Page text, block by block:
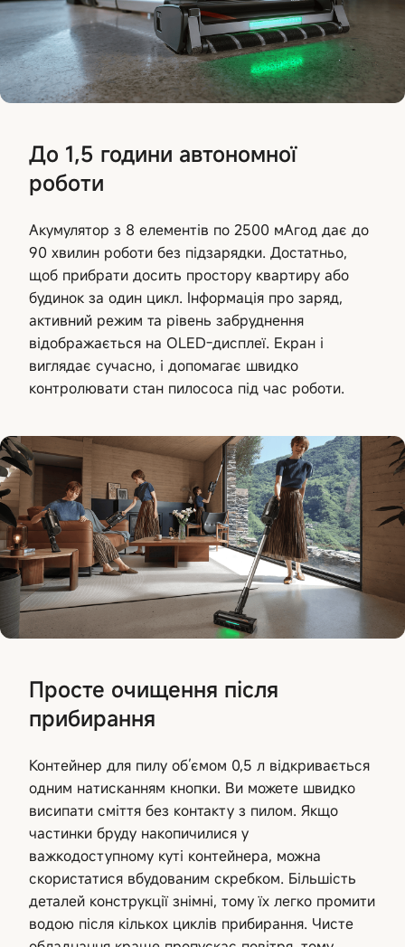
До 1,5 години автономної
роботи
Акумулятор з 8 елементів по 2500 мАгод дає до
90 хвилин роботи без підзарядки. Достатньо,
щоб прибрати досить простору квартиру або
будинок за один цикл. Інформація про заряд,
активний режим та рівень забруднення
відображається на OLED-дисплеї. Екран і
виглядає сучасно, і допомагає швидко
контролювати стан пилососа під час роботи.
Просте очищення після
прибирання
Контейнер для пилу об’ємом 0,5 л відкривається
одним натисканням кнопки. Ви можете швидко
висипати сміття без контакту з пилом. Якщо
частинки бруду накопичилися у
важкодоступному куті контейнера, можна
скористатися вбудованим скребком. Більшість
деталей конструкції знімні, тому їх легко промити
водою після кількох циклів прибирання. Чисте